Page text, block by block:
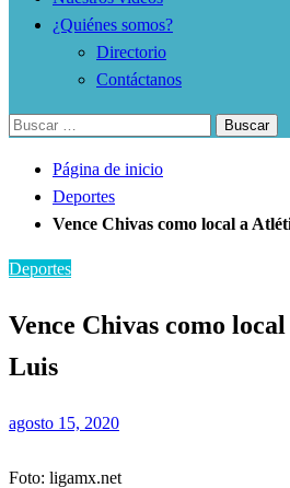
¿Quiénes somos?
Directorio
Contáctanos
Buscar:
Página de inicio
Deportes
Vence Chivas como local a
Deportes
Vence Chivas como
Luis
Publicado
agosto 15, 2020
Foto: ligamx.net